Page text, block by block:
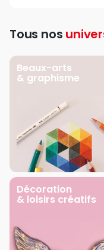
Tous nos
Beaux-arts
& graphisme
Décoration
& loisirs créatifs